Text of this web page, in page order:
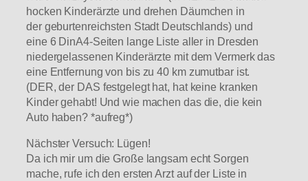
hocken Kinderärzte und drehen Däumchen in
der geburtenreichsten Stadt Deutschlands) und
eine 6 DinA4-Seiten lange Liste aller in Dresden
niedergelassenen Kinderärzte mit dem Vermerk das
eine Entfernung von bis zu 40 km zumutbar ist.
(DER, der DAS festgelegt hat, hat keine kranken
Kinder gehabt! Und wie machen das die, die kein
Auto haben? *aufreg*)
Nächster Versuch: Lügen!
Da ich mir um die Große langsam echt Sorgen
mache, rufe ich den ersten Arzt auf der Liste in